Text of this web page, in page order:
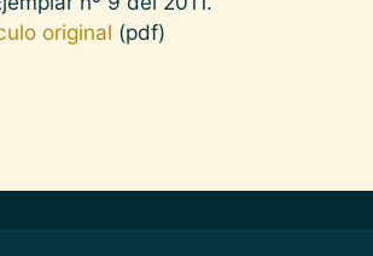
original (pdf)